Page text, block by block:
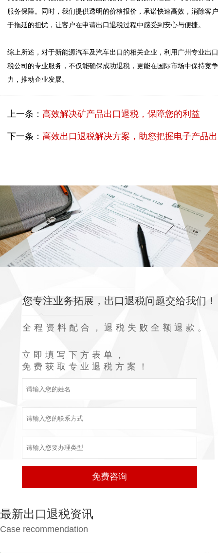
服务保障。同时，我们提供透明的价格报价，承诺快速高效，消除客
于拖延的担忧，让客户在申请出口退税过程中感受到安心与便捷。
综上所述，对于新能源汽车及汽车出口的相关企业，利用广州专业出
税公司的专业服务，不仅能确保成功退税，更能在国际市场中保持竞争
力，推动企业发展。
上一条： 高效解决矿产品出口退税，保障您的利益
下一条： 高效出口退税解决方案，助您把握电子产品出口新机遇
您专注业务拓展，出口退税问题交给我们！
全程资料配合，退税失败全额退款。
立即填写下方表单，
免费获取专业退税方案！
最新出口退税资讯
Case recommendation